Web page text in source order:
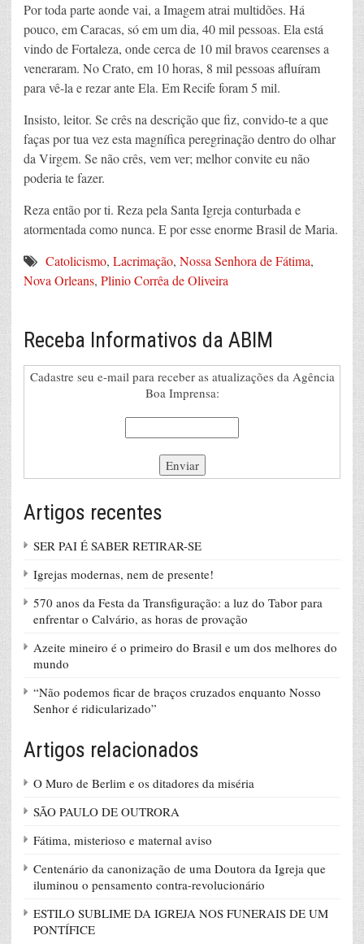
Por toda parte aonde vai, a Imagem atrai multidões. Há
pouco, em Caracas, só em um dia, 40 mil pessoas. Ela está
vindo de Fortaleza, onde cerca de 10 mil bravos cearenses a
veneraram. No Crato, em 10 horas, 8 mil pessoas afluíram
para vê-la e rezar ante Ela. Em Recife foram 5 mil.
Insisto, leitor. Se crês na descrição que fiz, convido-te a que
faças por tua vez esta magnífica peregrinação dentro do olhar
da Virgem. Se não crês, vem ver; melhor convite eu não
poderia te fazer.
Reza então por ti. Reza pela Santa Igreja conturbada e
atormentada como nunca. E por esse enorme Brasil de Maria.
Catolicismo, Lacrimação, Nossa Senhora de Fátima,
Nova Orleans, Plinio Corrêa de Oliveira
Receba Informativos da ABIM
Cadastre seu e-mail para receber as atualizações da Agência
Boa Imprensa:
Artigos recentes
SER PAI É SABER RETIRAR-SE
Igrejas modernas, nem de presente!
570 anos da Festa da Transfiguração: a luz do Tabor para
enfrentar o Calvário, as horas de provação
Azeite mineiro é o primeiro do Brasil e um dos melhores do
mundo
“Não podemos ficar de braços cruzados enquanto Nosso
Senhor é ridicularizado”
Artigos relacionados
O Muro de Berlim e os ditadores da miséria
SÃO PAULO DE OUTRORA
Fátima, misterioso e maternal aviso
Centenário da canonização de uma Doutora da Igreja que
iluminou o pensamento contra-revolucionário
ESTILO SUBLIME DA IGREJA NOS FUNERAIS DE UM
PONTÍFICE